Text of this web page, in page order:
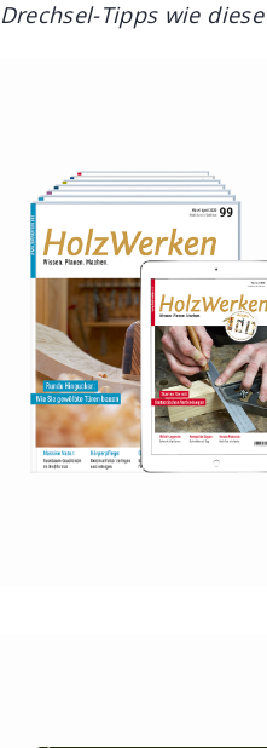
Drechsel-Tipps wie